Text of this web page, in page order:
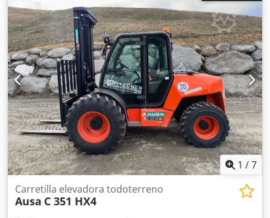
1 /7
Carretilla elevadora todoterreno
Ausa C 351 HX4